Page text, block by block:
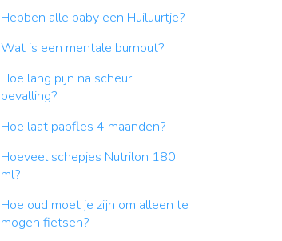
Hebben alle baby een Huiluurtje?
Wat is een mentale burnout?
Hoe lang pijn na scheur
bevalling?
Hoe laat papfles 4 maanden?
Hoeveel schepjes Nutrilon 180
ml?
Hoe oud moet je zijn om alleen te
mogen fietsen?